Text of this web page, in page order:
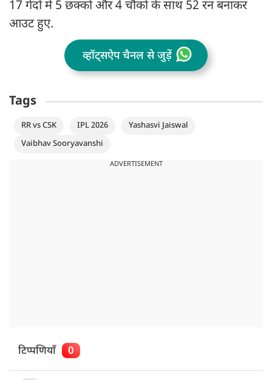
17 गेंदो में 5 छक्कों और 4 चौकों के साथ 52 रन बनाकर
आउट हुए.
व्हॉट्सऐप चैनल से जुड़ें
Tags
RR vs CSK IPL 2026
Yashasvi Jaiswal
Vaibhav Sooryavanshi
ADVERTISEMENT
टिप्पणियाँ 0